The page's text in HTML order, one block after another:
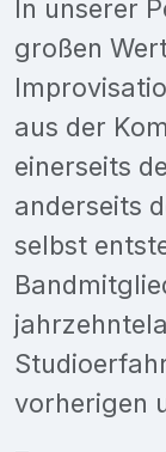
In unserer
großen
aus der
einerseits
anderseits
selbst
vorherigen